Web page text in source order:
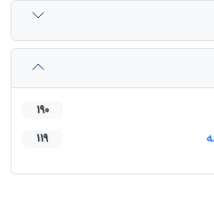
190
119